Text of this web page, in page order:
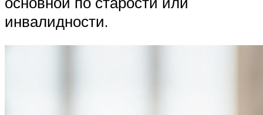
инвалидности.